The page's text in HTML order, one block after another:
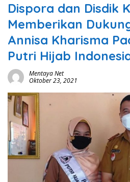
Dispora dan Disdik
Memberikan
Annisa Kharisma
Putri Hijab
Mentaya Net
Oktober 23, 2021